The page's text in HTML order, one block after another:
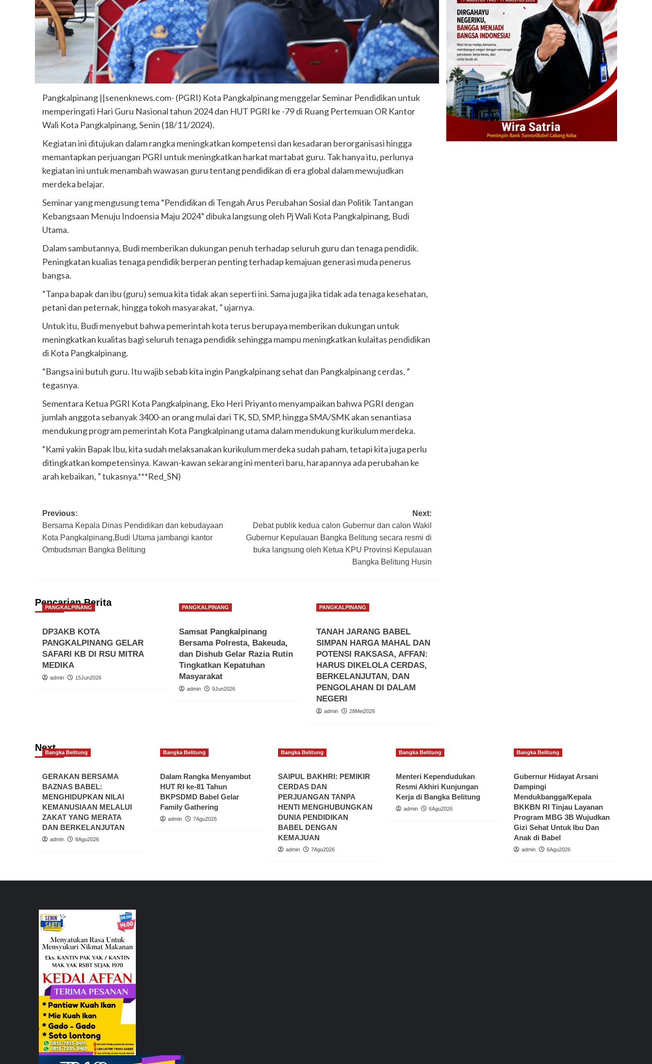
Pangkalpinang ||senenknews.com- (PGRI) Kota Pangkalpinang menggelar Seminar Pendidikan untuk
memperingati Hari Guru Nasional tahun 2024 dan HUT PGRI ke -79 di Ruang Pertemuan OR Kantor
Wali Kota Pangkalpinang, Senin (18/11/2024).
Kegiatan ini ditujukan dalam rangka meningkatkan kompetensi dan kesadaran berorganisasi hingga
memantapkan perjuangan PGRI untuk meningkatkan harkat martabat guru. Tak hanya itu, perlunya
kegiatan ini untuk menambah wawasan guru tentang pendidikan di era global dalam mewujudkan
merdeka belajar.
Seminar yang mengusung tema “Pendidikan di Tengah Arus Perubahan Sosial dan Politik Tantangan
Kebangsaan Menuju Indoensia Maju 2024” dibuka langsung oleh Pj Wali Kota Pangkalpinang, Budi
Utama.
Dalam sambutannya, Budi memberikan dukungan penuh terhadap seluruh guru dan tenaga pendidik.
Peningkatan kualias tenaga pendidik berperan penting terhadap kemajuan generasi muda penerus
bangsa.
“Tanpa bapak dan ibu (guru) semua kita tidak akan seperti ini. Sama juga jika tidak ada tenaga kesehatan,
petani dan peternak, hingga tokoh masyarakat, ” ujarnya.
Untuk itu, Budi menyebut bahwa pemerintah kota terus berupaya memberikan dukungan untuk
meningkatkan kualitas bagi seluruh tenaga pendidik sehingga mampu meningkatkan kulaitas pendidikan
di Kota Pangkalpinang.
“Bangsa ini butuh guru. Itu wajib sebab kita ingin Pangkalpinang sehat dan Pangkalpinang cerdas, ”
tegasnya.
Sementara Ketua PGRI Kota Pangkalpinang, Eko Heri Priyanto menyampaikan bahwa PGRI dengan
jumlah anggota sebanyak 3400-an orang mulai dari TK, SD, SMP, hingga SMA/SMK akan senantiasa
mendukung program pemerintah Kota Pangkalpinang utama dalam mendukung kurikulum merdeka.
“Kami yakin Bapak Ibu, kita sudah melaksanakan kurikulum merdeka sudah paham, tetapi kita juga perlu
ditingkatkan kompetensinya. Kawan-kawan sekarang ini menteri baru, harapannya ada perubahan ke
arah kebaikan, ” tukasnya.***Red_SN)
Post
navigation
Previous:
Bersama Kepala Dinas Pendidikan dan kebudayaan
Kota Pangkalpinang,Budi Utama jambangi kantor
Ombudsman Bangka Belitung
Next:
Debat publik kedua calon Gubernur dan calon Wakil
Gubernur Kepulauan Bangka Belitung secara resmi di
buka langsung oleh Ketua KPU Provinsi Kepulauan
Bangka Belitung Husin
Pencarian Berita
PANGKALPINANG
DP3AKB KOTA
PANGKALPINANG GELAR
SAFARI KB DI RSU MITRA
MEDIKA
admin 15Jun2026
PANGKALPINANG
Samsat Pangkalpinang
Bersama Polresta, Bakeuda,
dan Dishub Gelar Razia Rutin
Tingkatkan Kepatuhan
Masyarakat
admin 9Jun2026
PANGKALPINANG
TANAH JARANG BABEL
SIMPAN HARGA MAHAL DAN
POTENSI RAKSASA, AFFAN:
HARUS DIKELOLA CERDAS,
BERKELANJUTAN, DAN
PENGOLAHAN DI DALAM
NEGERI
admin 28Mei2026
NextBangka Belitung
GERAKAN BERSAMA
BAZNAS BABEL:
MENGHIDUPKAN NILAI
KEMANUSIAAN MELALUI
ZAKAT YANG MERATA
DAN BERKELANJUTAN
admin 8Agu2026
Bangka Belitung
Dalam Rangka Menyambut
HUT RI ke-81 Tahun
BKPSDMD Babel Gelar
Family Gathering
admin 7Agu2026
Bangka Belitung
SAIPUL BAKHRI: PEMIKIR
CERDAS DAN
PERJUANGAN TANPA
HENTI MENGHUBUNGKAN
DUNIA PENDIDIKAN
BABEL DENGAN
KEMAJUAN
admin 7Agu2026
Bangka Belitung
Menteri Kependudukan
Resmi Akhiri Kunjungan
Kerja di Bangka Belitung
admin 6Agu2026
Bangka Belitung
Gubernur Hidayat Arsani
Dampingi
Mendukbangga/Kepala
BKKBN RI Tinjau Layanan
Program MBG 3B Wujudkan
Gizi Sehat Untuk Ibu Dan
Anak di Babel
admin 6Agu2026